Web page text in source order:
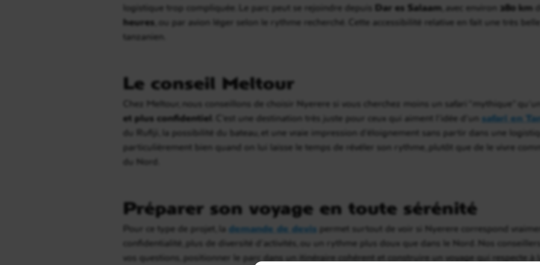
logistique trop compliquée. Le parc peut se rejoindre depuis Dar es Salaam , avec environ 280 km
heures , ou par avion léger selon le rythme recherché. Cette accessibilité relative en fait une très
tanzanien.
Le conseil Meltour
Chez Meltour, nous conseillons de choisir Nyerere si vous cherchez moins un safari “mythique”
et plus confidentiel . C’est une destination très juste pour ceux qui aiment l’idée d’un safari en
du Rufiji, la possibilité du bateau, et une vraie impression d’éloignement sans partir dans une
particulièrement bien quand on lui laisse le temps de révéler son rythme, plutôt que de le vivre
du Nord.
Préparer son voyage en toute sérénité
Pour ce type de projet, la demande de devis permet surtout de voir si Nyerere correspond
confidentialité, plus de diversité d’activités, ou un rythme plus doux que dans le Nord. Nos
vos questions, positionner le parc dans un itinéraire cohérent et construire un voyage qui respecte